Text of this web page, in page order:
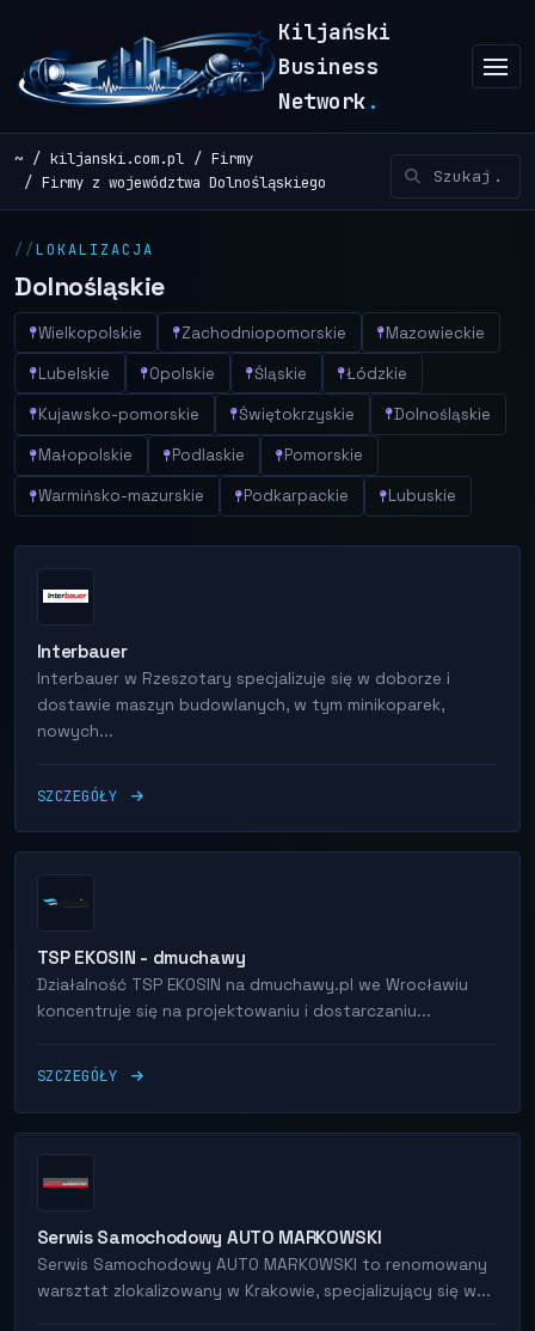
Kiljański
Business
Network .
~ kiljanski.com.pl
Firmy
Firmy z województwa Dolnośląskiego
LOKALIZACJA
Dolnośląskie
Wielkopolskie Zachodniopomorskie Mazowieckie
Lubelskie Opolskie Śląskie Łódzkie
Kujawsko-pomorskie Świętokrzyskie Dolnośląskie
Małopolskie Podlaskie Pomorskie
Warmińsko-mazurskie Podkarpackie Lubuskie
Interbauer
Interbauer w Rzeszotary specjalizuje się w doborze i
dostawie maszyn budowlanych, w tym minikoparek,
nowych...
SZCZEGÓŁY
TSP EKOSIN - dmuchawy
Działalność TSP EKOSIN na dmuchawy.pl we Wrocławiu
koncentruje się na projektowaniu i dostarczaniu...
SZCZEGÓŁY
Serwis Samochodowy AUTO MARKOWSKI
Serwis Samochodowy AUTO MARKOWSKI to renomowany
warsztat zlokalizowany w Krakowie, specjalizujący się w...